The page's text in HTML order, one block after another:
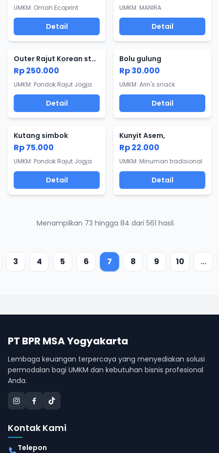
UMKM: Omah Ecoprint
Detail
UMKM: MANIRA
Detail
Outer Rajut Korean style
Rp 250.000
UMKM: Pondok Rajut Jogja
Detail
Bolu gulung
Rp 30.000
UMKM: Arin's snack
Detail
Kutang simbok
Rp 75.000
UMKM: Pondok Rajut Jogja
Detail
Kunyit Asem,
Rp 22.000
UMKM: Minuman tradisional
Detail
Menampilkan 73 hingga 84 dari 561 hasil.
3 4 5 6 7 8 9 10 ...
PT BPR MSA Yogyakarta
Lembaga keuangan terpercaya yang menyediakan solusi
permodalan bagi UMKM dan kebutuhan bisnis profesional
Anda.
Kontak Kami
Telepon